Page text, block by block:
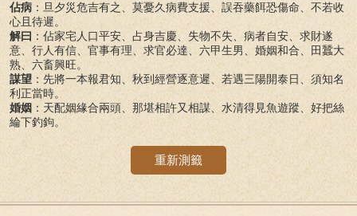
佔病 ：旦夕災危吉有之、莫憂久病費支援、誤吞藥餌恐傷命、不若收
心且待遲。
解曰 ：佔家宅人口平安、占身吉慶、失物不失、病者自安、求財遂
意、行人有信、官事有理、求官必達、六甲生男、婚姻和合、田蠶大
熟、六畜興旺。
謀望 ：先將一本報君知、秋到經營逐意遲、若遇三陽開泰日、須知名
利正當時。
婚姻 ：天配姻緣合兩頭、那堪相許又相謀、水清得見魚遊蹤、好把絲
綸下釣鉤。
重新測籤